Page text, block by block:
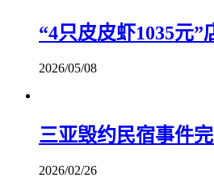
“4只皮皮虾1035元
2026/05/08
三亚毁约民宿事件
2026/02/26